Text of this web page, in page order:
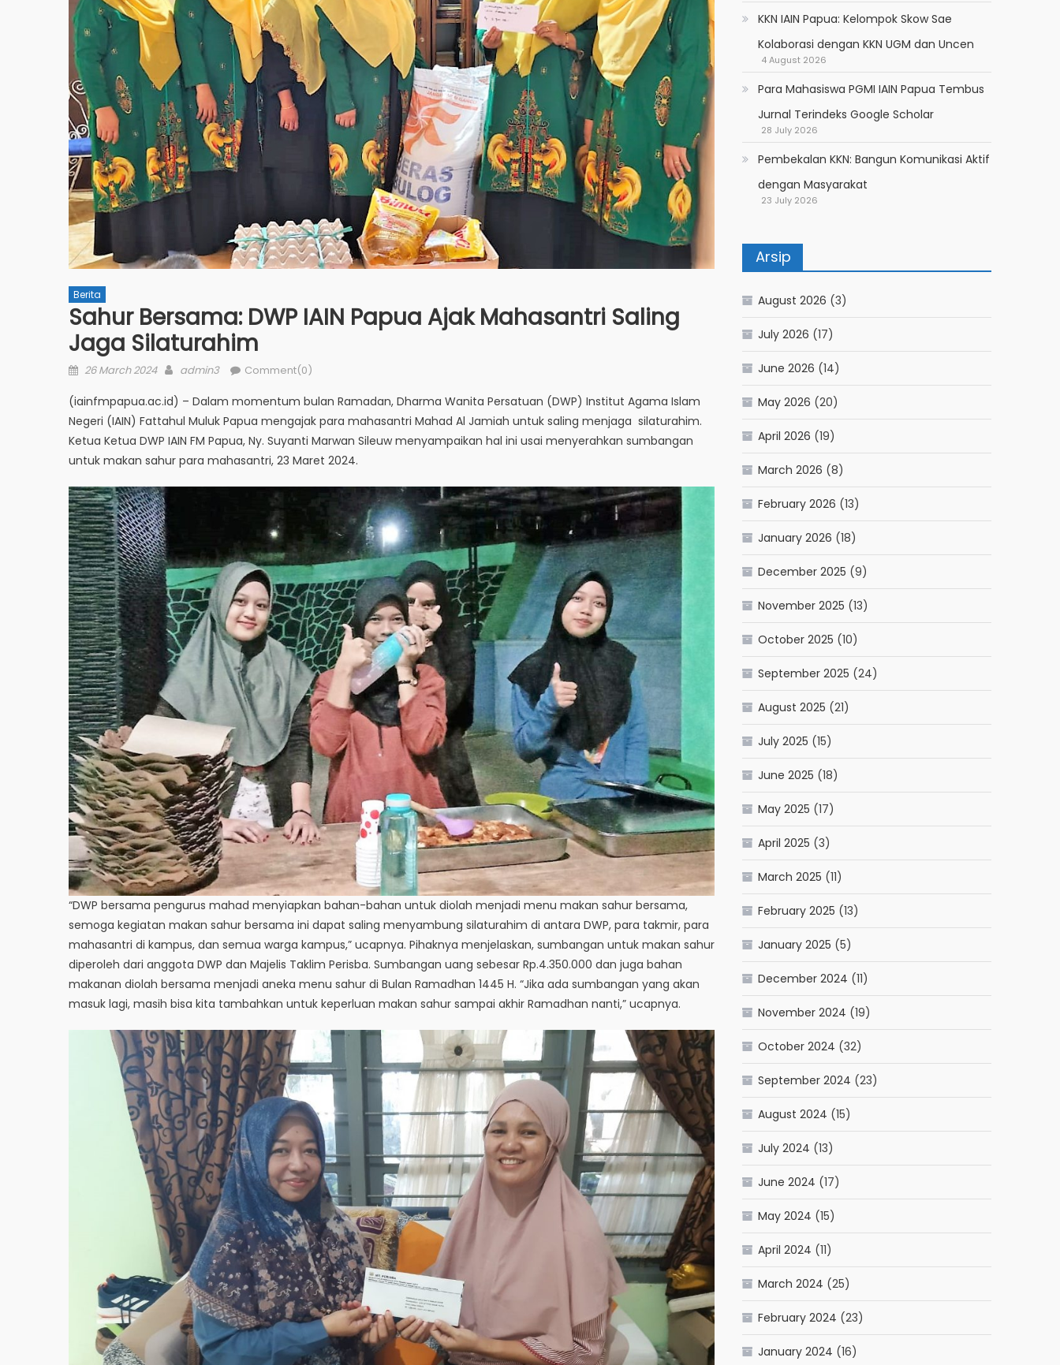
Berita
Sahur Bersama: DWP IAIN Papua Ajak Mahasantri Saling
Jaga Silaturahim
Posted
26 March 2024 Author
admin3 Comment(0)
(iainfmpapua.ac.id) – Dalam momentum bulan Ramadan, Dharma Wanita Persatuan (DWP) Institut Agama Islam
Negeri (IAIN) Fattahul Muluk Papua mengajak para mahasantri Mahad Al Jamiah untuk saling menjaga silaturahim.
Ketua Ketua DWP IAIN FM Papua, Ny. Suyanti Marwan Sileuw menyampaikan hal ini usai menyerahkan sumbangan
untuk makan sahur para mahasantri, 23 Maret 2024.
“DWP bersama pengurus mahad menyiapkan bahan-bahan untuk diolah menjadi menu makan sahur bersama,
semoga kegiatan makan sahur bersama ini dapat saling menyambung silaturahim di antara DWP, para takmir, para
mahasantri di kampus, dan semua warga kampus,” ucapnya. Pihaknya menjelaskan, sumbangan untuk makan sahur
diperoleh dari anggota DWP dan Majelis Taklim Perisba. Sumbangan uang sebesar Rp.4.350.000 dan juga bahan
makanan diolah bersama menjadi aneka menu sahur di Bulan Ramadhan 1445 H. “Jika ada sumbangan yang akan
masuk lagi, masih bisa kita tambahkan untuk keperluan makan sahur sampai akhir Ramadhan nanti,” ucapnya.
KKN IAIN Papua: Kelompok Skow Sae
Kolaborasi dengan KKN UGM dan Uncen
4 August 2026
Para Mahasiswa PGMI IAIN Papua Tembus
Jurnal Terindeks Google Scholar
28 July 2026
Pembekalan KKN: Bangun Komunikasi Aktif
dengan Masyarakat
23 July 2026
Arsip
August 2026 (3)
July 2026 (17)
June 2026 (14)
May 2026 (20)
April 2026 (19)
March 2026 (8)
February 2026 (13)
January 2026 (18)
December 2025 (9)
November 2025 (13)
October 2025 (10)
September 2025 (24)
August 2025 (21)
July 2025 (15)
June 2025 (18)
May 2025 (17)
April 2025 (3)
March 2025 (11)
February 2025 (13)
January 2025 (5)
December 2024 (11)
November 2024 (19)
October 2024 (32)
September 2024 (23)
August 2024 (15)
July 2024 (13)
June 2024 (17)
May 2024 (15)
April 2024 (11)
March 2024 (25)
February 2024 (23)
January 2024 (16)